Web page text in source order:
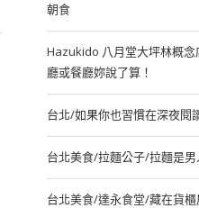
朝食
Hazukido 八月堂大坪林概
廳或餐廳妳說了算！
台北/如果你也習慣在深夜閱
台北美食/拉麵公子/拉麵是男
台北美食/達永食堂/藏在貨